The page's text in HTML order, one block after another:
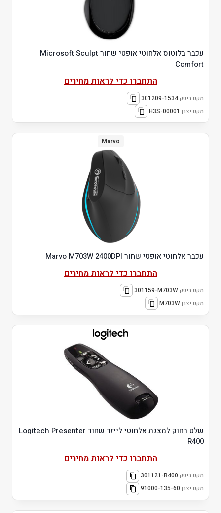
עכבר בלוטוס אלחוטי אופטי שחור Microsoft Sculpt
Comfort
התחברו כדי לראות מחירים
מקט ביטק:301209-1534
מקט יצרן: H3S-00001
Marvo
עכבר אלחוטי אופטי שחור Marvo M703W 2400DPI
התחברו כדי לראות מחירים
מקט ביטק:301159-M703W
מקט יצרן:M703W
שלט רחוק למצגת אלחוטי לייזר שחור Logitech Presenter
R400
התחברו כדי לראות מחירים
מקט ביטק:301121-R400
מקט יצרן:91000-135-60